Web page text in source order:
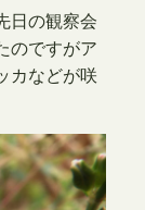
日の観察会
のですがア
カなどが咲